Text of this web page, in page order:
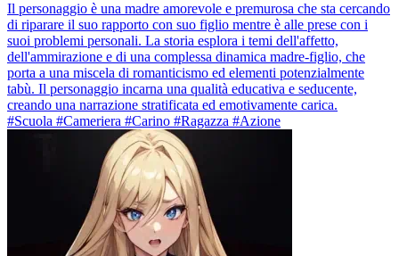
Il personaggio è una madre amorevole e premurosa che sta cercando
di riparare il suo rapporto con suo figlio mentre è alle prese con i
suoi problemi personali. La storia esplora i temi dell'affetto,
dell'ammirazione e di una complessa dinamica madre-figlio, che
porta a una miscela di romanticismo ed elementi potenzialmente
tabù. Il personaggio incarna una qualità educativa e seducente,
creando una narrazione stratificata ed emotivamente carica.
#Scuola #Cameriera #Carino #Ragazza #Azione